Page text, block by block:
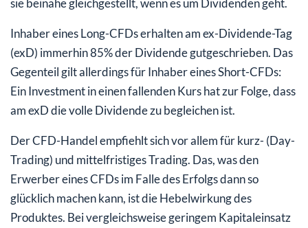
sie beinahe gleichgestellt, wenn es um Dividenden geht.
Inhaber eines Long-CFDs erhalten am ex-Dividende-Tag
(exD) immerhin 85% der Dividende gutgeschrieben. Das
Gegenteil gilt allerdings für Inhaber eines Short-CFDs:
Ein Investment in einen fallenden Kurs hat zur Folge, dass
am exD die volle Dividende zu begleichen ist.
Der CFD-Handel empfiehlt sich vor allem für kurz- (Day-
Trading) und mittelfristiges Trading. Das, was den
Erwerber eines CFDs im Falle des Erfolgs dann so
glücklich machen kann, ist die Hebelwirkung des
Produktes. Bei vergleichsweise geringem Kapitaleinsatz